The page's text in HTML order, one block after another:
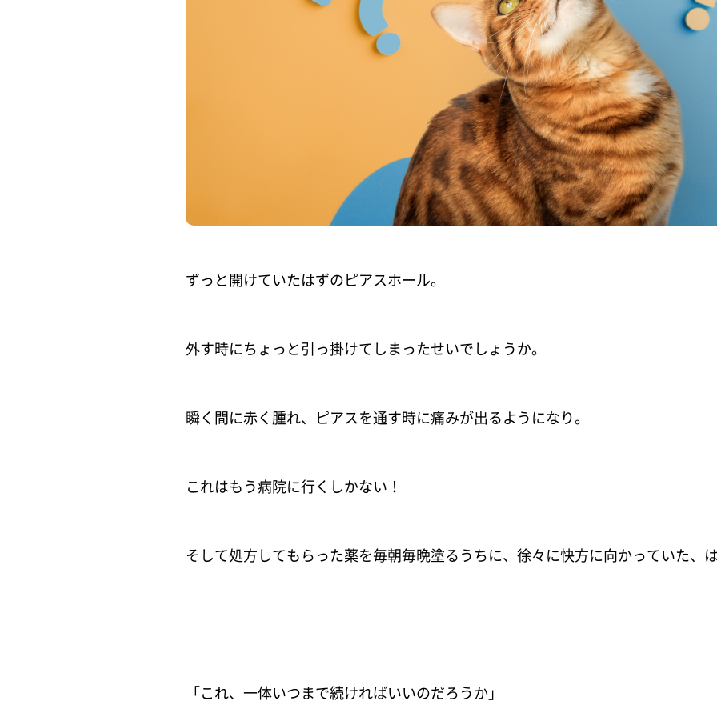
ずっと開けていたはずのピアスホール。
外す時にちょっと引っ掛けてしまったせいでしょうか。
瞬く間に赤く腫れ、ピアスを通す時に痛みが出るようになり。
これはもう病院に行くしかない！
そして処方してもらった薬を毎朝毎晩塗るうちに、徐々に快方に向かっていた、は
「これ、一体いつまで続ければいいのだろうか」